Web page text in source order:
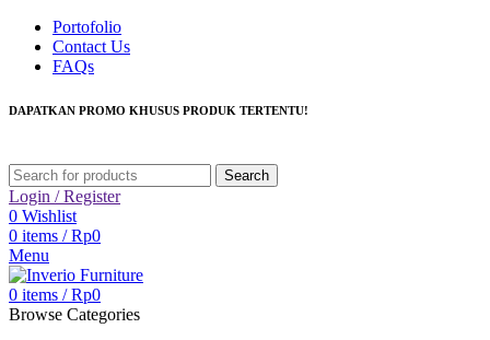
Portofolio
Contact Us
FAQs
DAPATKAN PROMO KHUSUS PRODUK TERTENTU!
Search
Login / Register
0 Wishlist
0 items / Rp0
Menu
0 items / Rp0
Browse Categories